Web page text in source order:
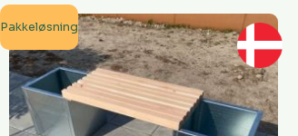
Pakkeløsning